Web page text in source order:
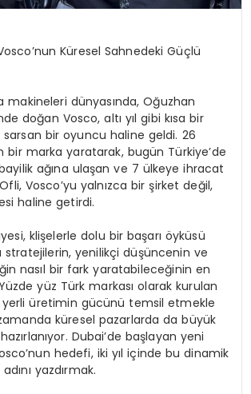
Küresel Sahnedeki Güçlü
makineleri dünyasında, Oğuzhan
doğan Vosco, altı yıl gibi kısa bir
bir oyuncu haline geldi. 26
bir marka yaratarak, bugün Türkiye’de
ağına ulaşan ve 7 ülkeye ihracat
Vosco’yu yalnızca bir şirket değil,
haline getirdi.
klişelerle dolu bir başarı öyküsü
stratejilerin, yenilikçi düşüncenin ve
nasıl bir fark yaratabileceğinin en
yüz Türk markası olarak kurulan
yerli üretimin gücünü temsil etmekle
küresel pazarlarda da büyük
Dubai’de başlayan yeni
hedefi, iki yıl içinde bu dinamik
yazdırmak.